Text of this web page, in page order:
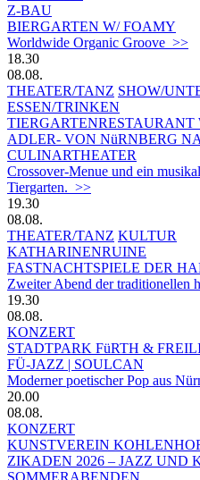
Z-BAU
BIERGARTEN W/ FOAMY
Worldwide Organic Groove >>
18.30
08.08.
THEATER/TANZ SHOW/
ESSEN/TRINKEN
ADLER- VON NüRNBERG
CULINARTHEATER
Crossover-Menue und ein
Tiergarten. >>
19.30
08.08.
THEATER/TANZ KULTUR
KATHARINENRUINE
FASTNACHTSPIELE DER
Zweiter Abend der traditionellen
19.30
08.08.
KONZERT
STADTPARK FüRTH &
FÜ-JAZZ | SOULCAN
Moderner poetischer Pop aus
20.00
08.08.
KONZERT
KUNSTVEREIN
ZIKADEN 2026 – JAZZ UND
SOMMERABENDEN